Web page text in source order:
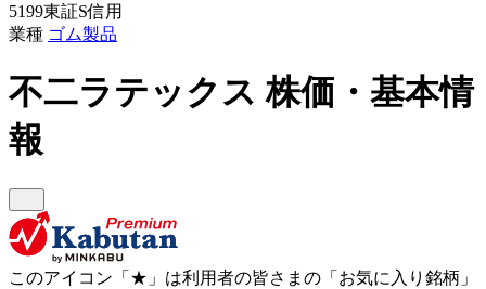
5199東証S信用
業種 ゴム製品
不二ラテックス株価・基本情
報
このアイコン 「★」 は利用者の皆さまの 「お気に入り銘柄」